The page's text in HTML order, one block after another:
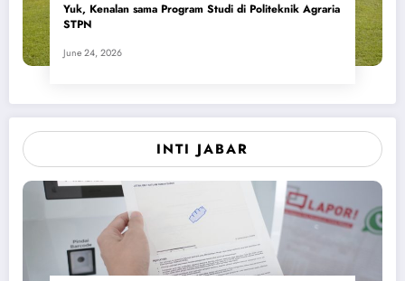
Yuk, Kenalan sama Program Studi di Politeknik Agraria
STPN
June 24, 2026
INTI JABAR